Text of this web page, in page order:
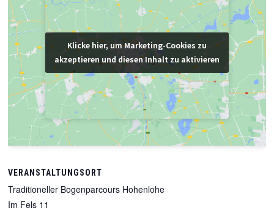
VERANSTALTUNGSORT
Traditioneller Bogenparcours Hohenlohe
Im Fels 11
Klicke hier, um Marketing-Cookies zu
akzeptieren und diesen Inhalt zu aktivieren
Klicke hier, um Marketing-Cookies zu
akzeptieren und diesen Inhalt zu aktivieren